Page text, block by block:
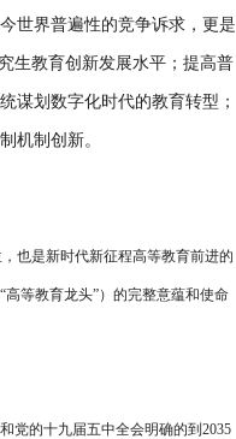
世界普遍性的竞争诉求，更是
生教育创新发展水平；提高普
谋划数字化时代的教育转型；
机制创新。
也是新时代新征程高等教育前进的
“高等教育龙头”）的完整意蕴和使命
党的十九届五中全会明确的到 2035